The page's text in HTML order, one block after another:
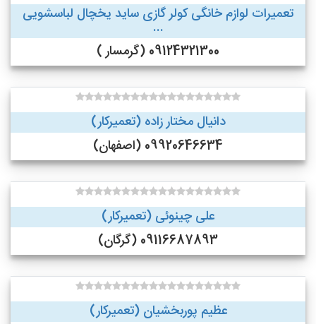
تعمیرات لوازم خانگی کولر گازی ساید یخچال لباسشویی
...
09124321300 (گرمسار )
دانیال مختار زاده (تعمیرکار)
09920646634 (اصفهان)
علی چینوئی (تعمیرکار)
09116687893 (گرگان)
عظیم پوربخشیان (تعمیرکار)